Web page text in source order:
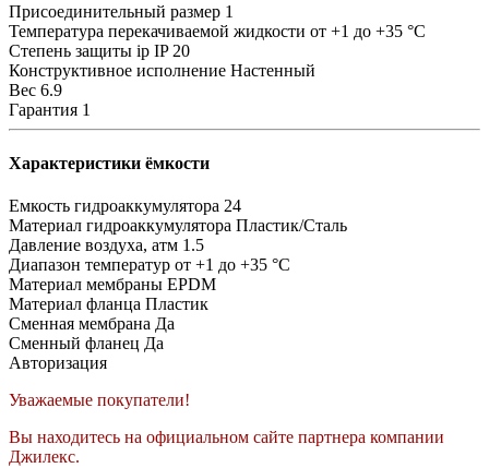
Присоединительный размер 1
Температура перекачиваемой жидкости от +1 до +35 °C
Степень защиты ip IP 20
Конструктивное исполнение Настенный
Вес 6.9
Гарантия 1
Характеристики ёмкости
Емкость гидроаккумулятора 24
Материал гидроаккумулятора Пластик/Сталь
Давление воздуха, атм 1.5
Диапазон температур от +1 до +35 °C
Материал мембраны EPDM
Материал фланца Пластик
Сменная мембрана Да
Сменный фланец Да
Авторизация
Уважаемые покупатели!
Вы находитесь на официальном сайте партнера компании
Джилекс.